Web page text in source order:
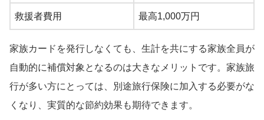
救援者費用 最高1,000万円
家族カードを発行しなくても、生計を共にする家族全員が
自動的に補償対象となるのは大きなメリットです。家族旅
行が多い方にとっては、別途旅行保険に加入する必要がな
くなり、実質的な節約効果も期待できます。